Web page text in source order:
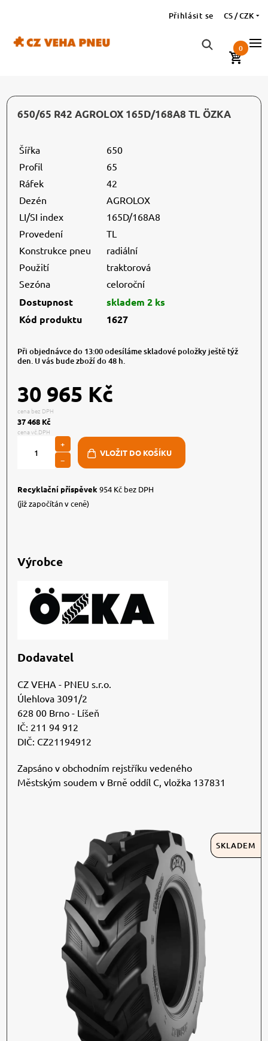
Přihlásit se CS / CZK
0
SKLADEM
650/65 R42 AGROLOX 165D/168A8 TL ÖZKA
Šířka
650
Profil
65
Ráfek
42
Dezén
AGROLOX
LI/SI index
165D/168A8
Provedení
TL
Konstrukce pneu
radiální
Použití
traktorová
Sezóna
celoroční
Dostupnost
skladem 2 ks
Kód produktu
1627
Při objednávce do 13:00 odesíláme skladové položky ještě týž
den. U vás bude zboží do 48 h.
30 965 Kč
cena bez DPH
37 468 Kč
cena vč.DPH
+
−
Recyklační příspěvek 954 Kč bez DPH
(již započítán v ceně)
Výrobce
Dodavatel
CZ VEHA - PNEU s.r.o.
Úlehlova 3091/2
628 00 Brno - Líšeň
IČ: 211 94 912
DIČ: CZ21194912
Zapsáno v obchodním rejstříku vedeného
Městským soudem v Brně oddíl C, vložka 137831